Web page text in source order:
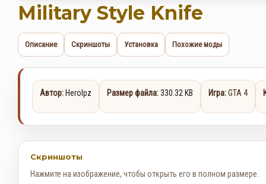
Military Style Knife
Описание Скриншоты Установка Похожие моды
Автор: Herolpz Размер файла:330.32 KB Игра:GTA 4
Скриншоты
Нажмите на изображение, чтобы открыть его в полном размере.